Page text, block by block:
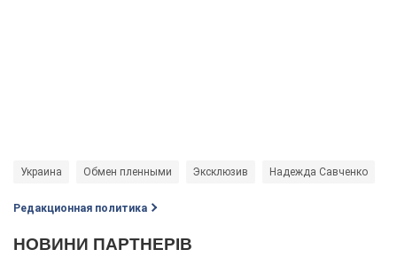
Украина Обмен пленными Эксклюзив Надежда Савченко
Редакционная политика